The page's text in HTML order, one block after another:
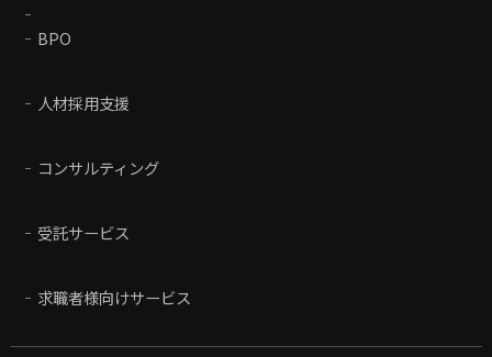
BPO
人材採用支援
コンサルティング
受託サービス
求職者様向けサービス